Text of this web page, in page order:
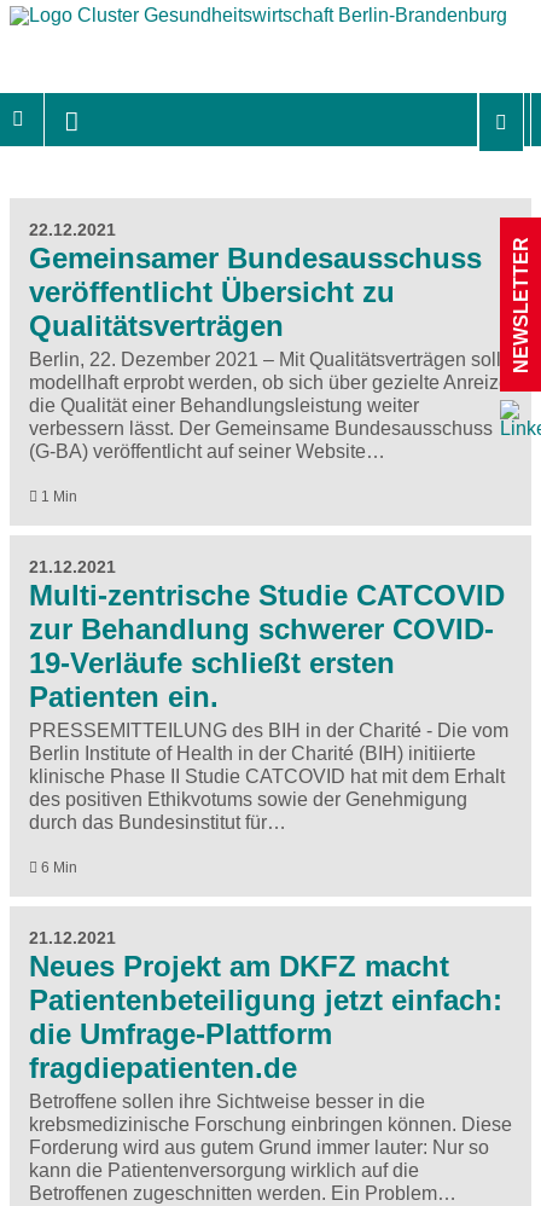
22.12.2021
Gemeinsamer Bundesausschuss
veröffentlicht Übersicht zu
Qualitätsverträgen
Berlin, 22. Dezember 2021 – Mit Qualitätsverträgen soll
modellhaft erprobt werden, ob sich über gezielte Anreize
die Qualität einer Behandlungsleistung weiter
verbessern lässt. Der Gemeinsame Bundesausschuss
(G-BA) veröffentlicht auf seiner Website…
1 Min
21.12.2021
Multi-zentrische Studie CATCOVID
zur Behandlung schwerer COVID-
19-Verläufe schließt ersten
Patienten ein.
PRESSEMITTEILUNG des BIH in der Charité - Die vom
Berlin Institute of Health in der Charité (BIH) initiierte
klinische Phase II Studie CATCOVID hat mit dem Erhalt
des positiven Ethikvotums sowie der Genehmigung
durch das Bundesinstitut für…
6 Min
21.12.2021
Neues Projekt am DKFZ macht
Patientenbeteiligung jetzt einfach:
die Umfrage-Plattform
fragdiepatienten.de
Betroffene sollen ihre Sichtweise besser in die
krebsmedizinische Forschung einbringen können. Diese
Forderung wird aus gutem Grund immer lauter: Nur so
kann die Patientenversorgung wirklich auf die
Betroffenen zugeschnitten werden. Ein Problem…
NEWSLETTER